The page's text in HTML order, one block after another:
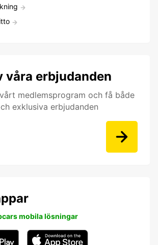
våra erbjudanden
medlemsprogram och få både
exklusiva erbjudanden
mobila lösningar